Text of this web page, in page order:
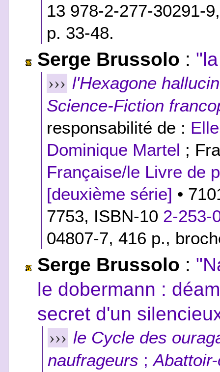
13 978-2-277-30291-9
p. 33-48.
Serge Brussolo :
››› l'Hexagone
Science-Fiction
responsabilité de :
Dominique Martel ;
Française/le Livre de
[deuxième série] •
7753, ISBN-10 2-253-
04807-7, 416 p.,
Serge Brussolo :
le dobermann :
secret d'un
››› le Cycle des
naufrageurs ;